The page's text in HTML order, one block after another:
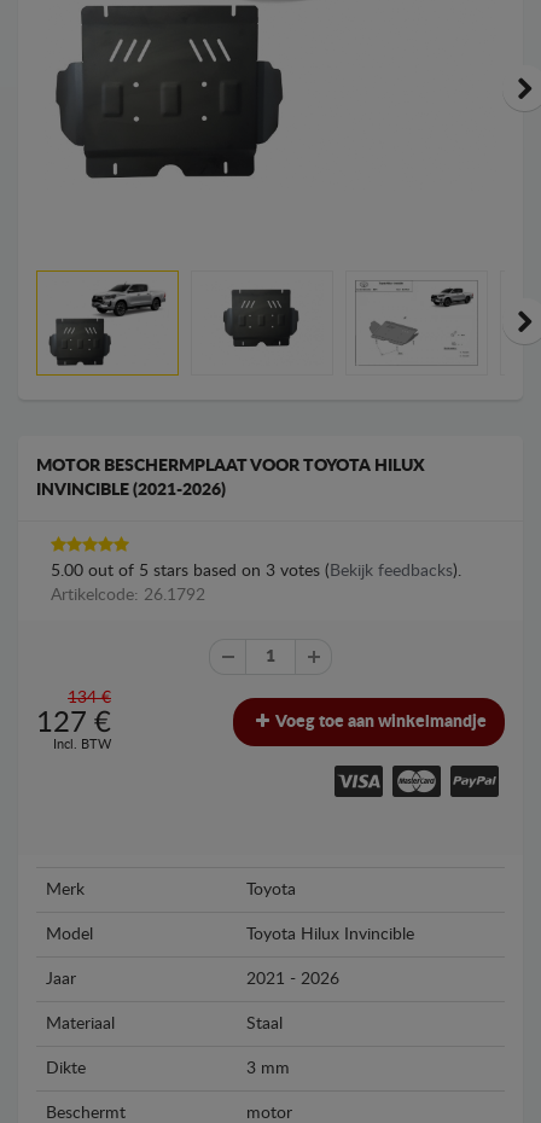
MOTOR BESCHERMPLAAT VOOR TOYOTA HILUX
INVINCIBLE (2021-2026)
5.00 out of 5 stars based on 3 votes ( Bekijk feedbacks).
Artikelcode: 26.1792
134 €
127 €
Incl. BTW
Voeg toe aan winkelmandje
Merk Toyota
Model Toyota Hilux Invincible
Jaar 2021 - 2026
Materiaal Staal
Dikte 3 mm
Beschermt motor